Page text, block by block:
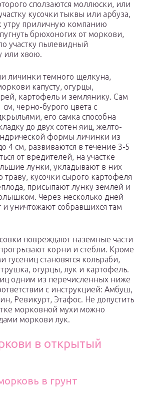
сползаются моллюски, или
кусочки тыквы или арбуза,
утру приличную компанию
брюхоногих от моркови,
участку пылевидный
или хвою.
личинки темного щелкуна,
капусту, огурцы,
картофель и землянику. Сам
черно-бурого цвета с
его самка способна
до двух сотен яиц, желто-
формы личинки из
4 см, развиваются в течение 3-5
от вредителей, на участке
лунки, укладывают в них
кусочки сырого картофеля
присыпают лунку землей и
Через несколько дней
уничтожают собравшихся там
повреждают наземные части
корни и стебли. Кроме
гусениц становятся кольраби,
огурцы, лук и картофель.
одним из перечисленных ниже
с инструкцией: Амбуш,
Ревикурт, Этафос. Не допустить
морковной мухи можно
моркови лук.
в открытый
в грунт